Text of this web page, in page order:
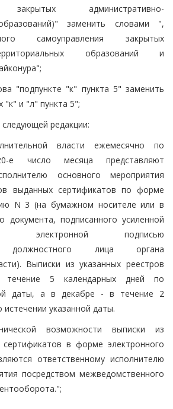
закрытых административно-
заменить словами ",
самоуправления закрытых
территориальных образований и
"подпункте "к" пункта 5" заменить
"к" и "л" пункта 5";
редакции:
власти ежемесячно по
е число месяца представляют
основного мероприятия
выданных сертификатов по форме
N 3 (на бумажном носителе или в
документа, подписанного усиленной
электронной подписью
должностного лица органа
Выписки из указанных реестров
течение 5 календарных дней по
даты, а в декабре - в течение 2
указанной даты.
возможности выписки из
в форме электронного
ответственному исполнителю
посредством межведомственного